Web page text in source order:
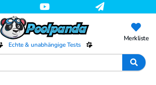
Echte & unabhängige Tests
Merkliste